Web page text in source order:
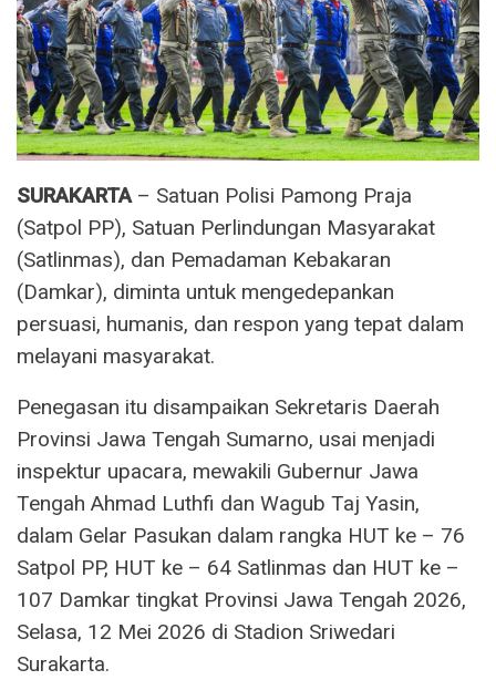
SURAKARTA– Satuan Polisi Pamong Praja
(Satpol PP), Satuan Perlindungan Masyarakat
(Satlinmas), dan Pemadaman Kebakaran
(Damkar), diminta untuk mengedepankan
persuasi, humanis, dan respon yang tepat dalam
melayani masyarakat.
Penegasan itu disampaikan Sekretaris Daerah
Provinsi Jawa Tengah Sumarno, usai menjadi
inspektur upacara, mewakili Gubernur Jawa
Tengah Ahmad Luthfi dan Wagub Taj Yasin,
dalam Gelar Pasukan dalam rangka HUT ke – 76
Satpol PP, HUT ke – 64 Satlinmas dan HUT ke –
107 Damkar tingkat Provinsi Jawa Tengah 2026,
Selasa, 12 Mei 2026 di Stadion Sriwedari
Surakarta.